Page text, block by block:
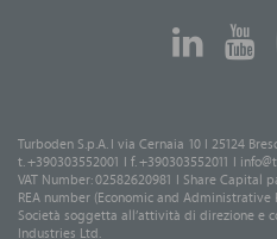
Turboden S.p.A. I via Cernaia 10 I 25124
t. +390303552001 I f. +390303552011 I
VAT Number: 02582620981 I Share Capital
REA number (Economic and Administrative
Società soggetta all’attività di direzione e